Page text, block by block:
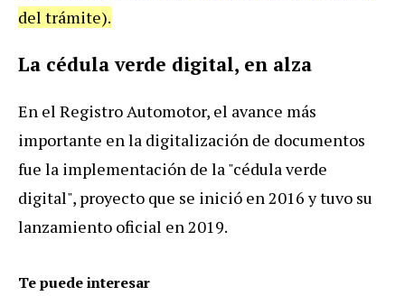
del trámite).
La cédula verde digital, en alza
En el Registro Automotor, el avance más
importante en la digitalización de documentos
fue la implementación de la "cédula verde
digital", proyecto que se inició en 2016 y tuvo su
lanzamiento oficial en 2019.
Te puede interesar